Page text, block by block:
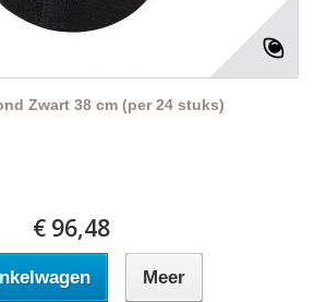
Zwart 38 cm (per 24 stuks)
€ 96,48
Meer